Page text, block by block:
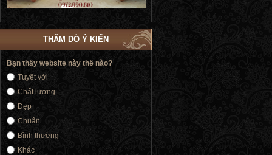
THĂM DÒ Ý KIẾN
Bạn thấy website này thế nào?
Tuyệt vời
Chất lượng
Đẹp
Chuẩn
Bình thường
Khác